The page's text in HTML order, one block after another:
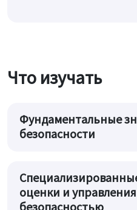
Что изучать
Фундаментальные
безопасности
оценки и
безопасностью